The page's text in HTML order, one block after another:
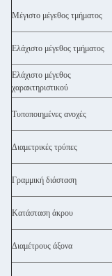
Μέγιστο μέγεθος τμήματος
Ελάχιστο μέγεθος τμήματος
Ελάχιστο μέγεθος
χαρακτηριστικού
Τυποποιημένες ανοχές
Διαμετρικές τρύπες
Γραμμική διάσταση
Κατάσταση άκρου
Διαμέτρους άξονα